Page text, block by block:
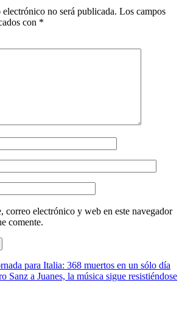
no será publicada. Los campos
con *
correo electrónico y web en este navegador
comente.
para Italia: 368 muertos en un sólo día
Sanz a Juanes, la música sigue resistiéndose